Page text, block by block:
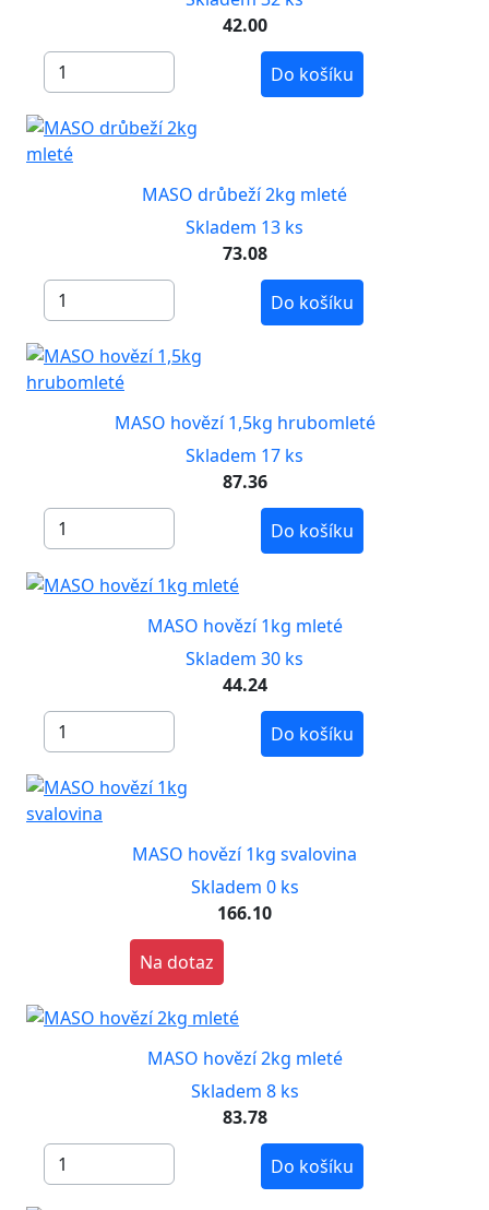
42.00
Do košíku
MASO drůbeží 2kg mleté
Skladem 13 ks
73.08
Do košíku
MASO hovězí 1,5kg hrubomleté
Skladem 17 ks
87.36
Do košíku
MASO hovězí 1kg mleté
Skladem 30 ks
44.24
Do košíku
MASO hovězí 1kg svalovina
Skladem 0 ks
166.10
Na dotaz
MASO hovězí 2kg mleté
Skladem 8 ks
83.78
Do košíku